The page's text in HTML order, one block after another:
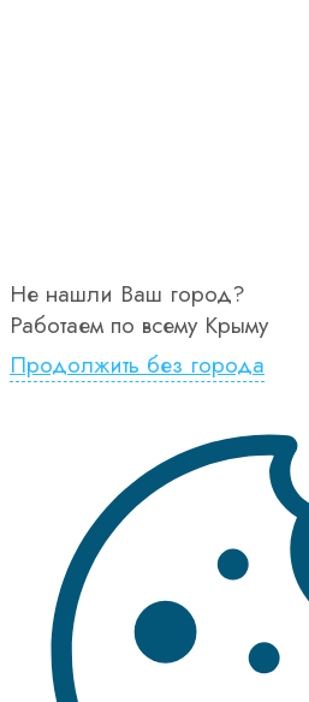
Не нашли Ваш город?
Работаем по всему Крыму
Продолжить без города